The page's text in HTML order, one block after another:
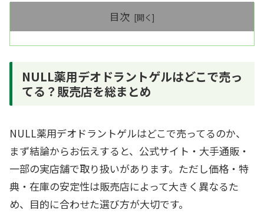
目次
NULL薬用デオドラントゲルはどこで売っ
てる？販売店を総まとめ
NULL薬用デオドラントゲルはどこで売ってるのか、
まず結論からお伝えすると、公式サイト・大手通販・
一部の実店舗で取り扱いがあります。ただし価格・特
典・在庫の安定性は販売店によって大きく異なるた
め、目的に合わせた選び方が大切です。